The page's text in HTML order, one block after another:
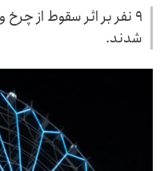
۹ نفر بر اثر سقوط از
شدند.